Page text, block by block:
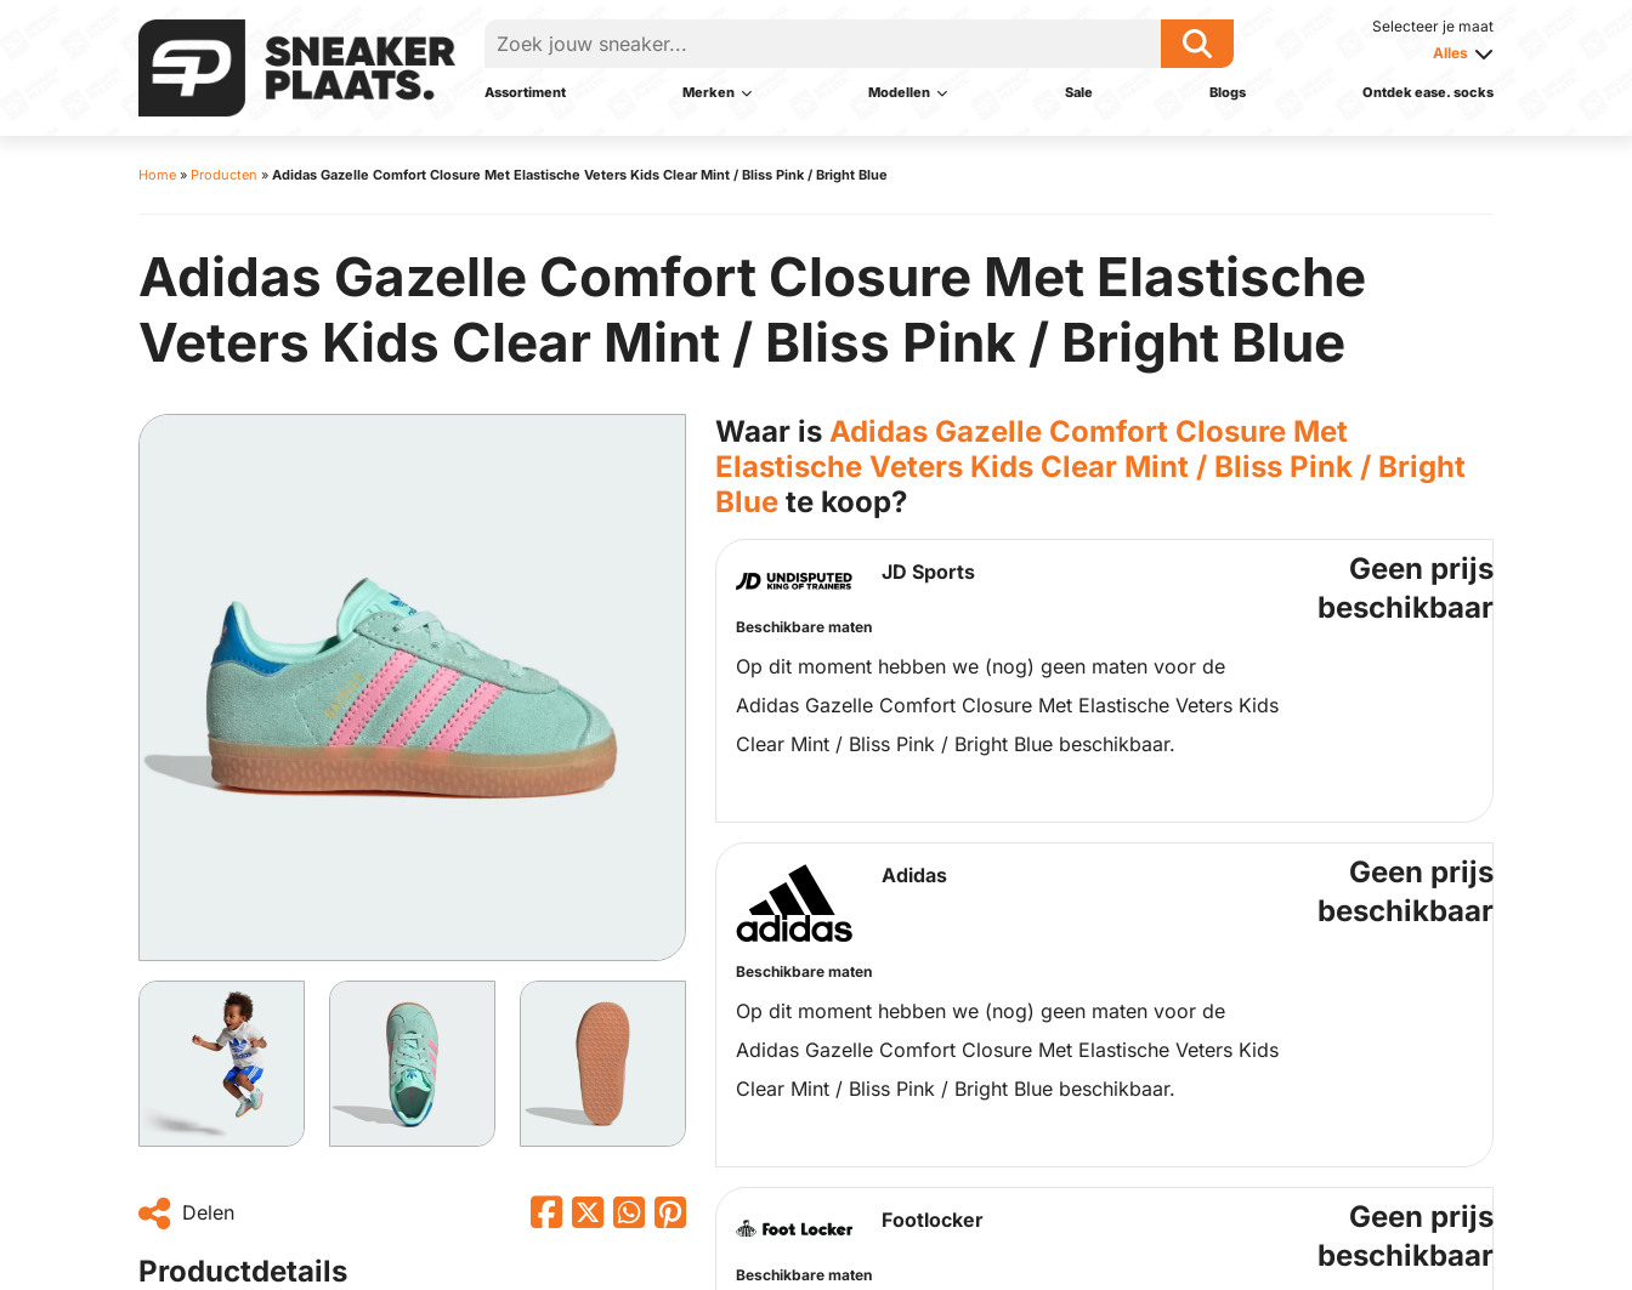
Selecteer je maat
Alles
Assortiment Merken Modellen Sale Blogs Ontdek ease. socks
Home » Producten » Adidas Gazelle Comfort Closure Met Elastische Veters Kids Clear Mint / Bliss Pink / Bright Blue
Adidas Gazelle Comfort Closure Met Elastische
Veters Kids Clear Mint / Bliss Pink / Bright Blue
Delen
Productdetails
Waar is Adidas Gazelle Comfort Closure Met
Elastische Veters Kids Clear Mint / Bliss Pink / Bright
Blue te koop?
JD Sports
Beschikbare maten
Op dit moment hebben we (nog) geen maten voor de
Adidas Gazelle Comfort Closure Met Elastische Veters Kids
Clear Mint / Bliss Pink / Bright Blue beschikbaar.
Geen prijs
beschikbaar
Adidas
Beschikbare maten
Op dit moment hebben we (nog) geen maten voor de
Adidas Gazelle Comfort Closure Met Elastische Veters Kids
Clear Mint / Bliss Pink / Bright Blue beschikbaar.
Geen prijs
beschikbaar
Footlocker
Beschikbare maten
Geen prijs
beschikbaar